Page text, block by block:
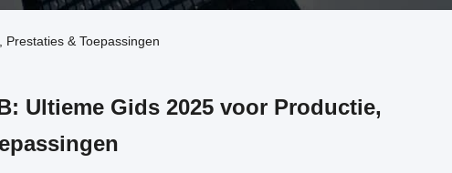
& Toepassingen
Ultieme Gids 2025 voor Productie,